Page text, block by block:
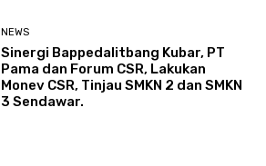
NEWS
Sinergi Bappedalitbang Kubar, PT
Pama dan Forum CSR, Lakukan
Monev CSR, Tinjau SMKN 2 dan SMKN
3 Sendawar.